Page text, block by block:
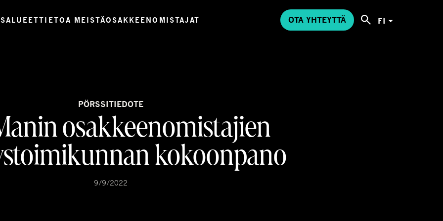
TIETOA MEISTÄOSAKKEENOMISTAJAT OTA YHTEYTTÄ FI
PÖRSSITIEDOTE
osakkeenomistajien
kokoonpano
9/9/2022